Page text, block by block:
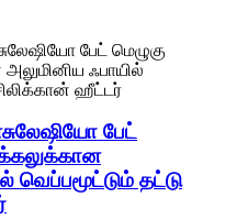
பேட்
வெப்பமூட்டும் தட்டு